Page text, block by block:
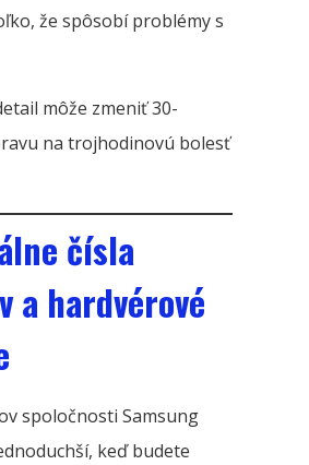
že spôsobí problémy s
môže zmeniť 30-
na trojhodinovú bolesť
čísla
a hardvérové
spoločnosti Samsung
keď budete